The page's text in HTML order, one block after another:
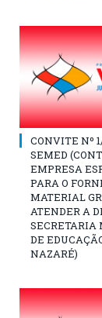
CONVITE Nº
SEMED
EMPRESA
PARA O
MATERIAL
ATENDER A
DE
NAZARÉ)